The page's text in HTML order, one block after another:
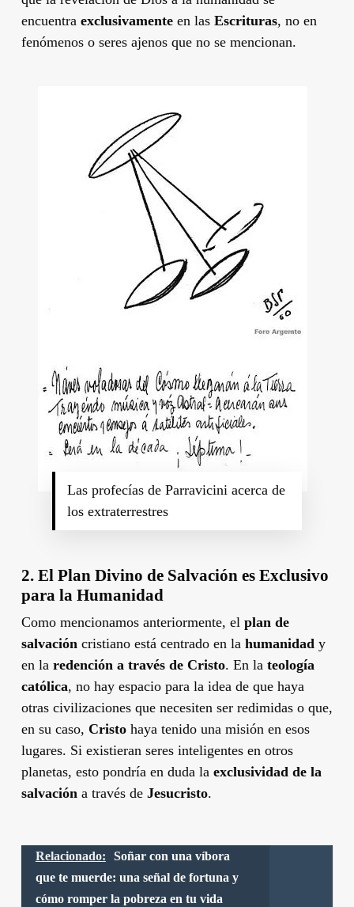
encuentra exclusivamenteen las Escrituras, no en
fenómenos o seres ajenos que no se mencionan.
Las profecías de Parravicini acerca de
los extraterrestres
2. El Plan Divino de Salvación es Exclusivo
para la Humanidad
Como mencionamos anteriormente, el plan de
salvacióncristiano está centrado en la humanidady
en la redención a través de Cristo. En la teología
católica, no hay espacio para la idea de que haya
otras civilizaciones que necesiten ser redimidas o que,
en su caso, Cristohaya tenido una misión en esos
lugares. Si existieran seres inteligentes en otros
planetas, esto pondría en duda la exclusividad de la
salvacióna través de Jesucristo.
Relacionado:
Soñar con una víbora
que te muerde: una señal de fortuna y
cómo romper la pobreza en tu vida